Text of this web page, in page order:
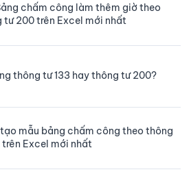
chấm công làm thêm giờ theo
tư 200 trên Excel mới nhất
thông tư 133 hay thông tư 200?
mẫu bảng chấm công theo thông
trên Excel mới nhất